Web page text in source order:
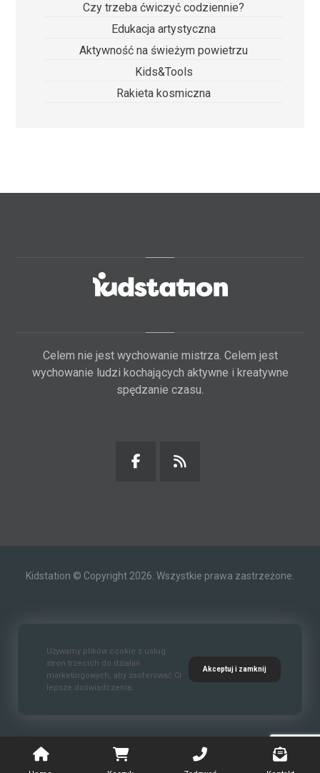
Czy trzeba ćwiczyć codziennie?
Edukacja artystyczna
Aktywność na świeżym powietrzu
Kids&Tools
Rakieta kosmiczna
Celem nie jest wychowanie mistrza. Celem jest
wychowanie ludzi kochających aktywne i kreatywne
spędzanie czasu.
Kidstation © Copyright 2026. Wszystkie prawa zastrzeżone.
Używamy plików cookie z usług
stron trzecich do działań
marketingowych, aby zaoferować Ci
lepsze doświadczenia.
Akceptuj i zamknij